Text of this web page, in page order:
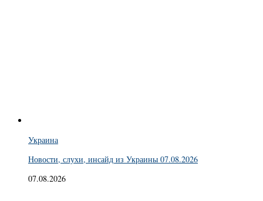
Украина
Новости, слухи, инсайд из Украины 07.08.2026
07.08.2026